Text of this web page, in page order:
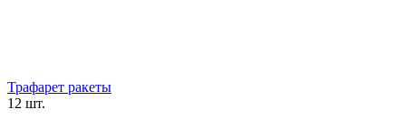
Трафарет ракеты
12 шт.